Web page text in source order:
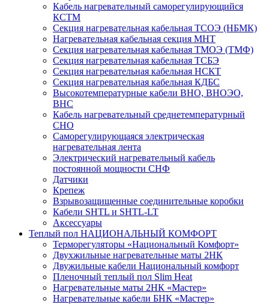
Кабель нагревательный саморегулирующийся
КСТМ
Секция нагревательная кабельная ТСОЭ (НБМК)
Нагревательная кабельная секция МНТ
Секция нагревательная кабельная ТМОЭ (ТМФ)
Секция нагревательная кабельная ТСБЭ
Секция нагревательная кабельная НСКТ
Секция нагревательная кабельная КДБС
Высокотемпературные кабели ВНО, ВНОЭО,
ВНС
Кабель нагревательный среднетемпературный
СНО
Саморегулирующаяся электрическая
нагревательная лента
Электрический нагревательный кабель
постоянной мощности СНФ
Датчики
Крепеж
Взрывозащищенные соединительные коробки
Кабели SHTL и SHTL-LT
Аксессуары
Теплый пол НАЦИОНАЛЬНЫЙ КОМФОРТ
Терморегуляторы «Национальный Комфорт»
Двухжильные нагревательные маты 2НК
Двужильные кабели Национальный комфорт
Пленочный теплый пол Slim Heat
Нагревательные маты 2НК «Мастер»
Нагревательные кабели БНК «Мастер»